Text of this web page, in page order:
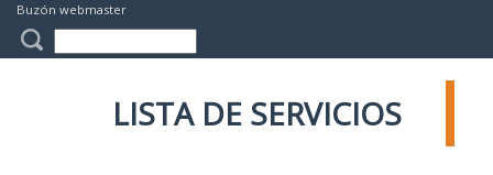
Buzón webmaster
LISTA DE SERVICIOS